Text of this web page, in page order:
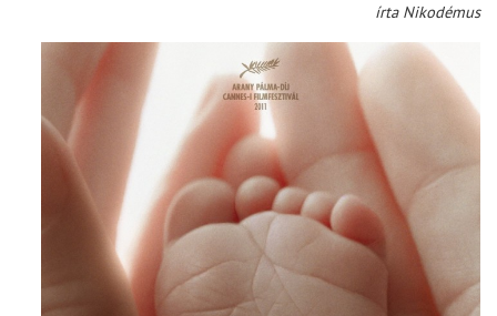
írta Nikodémus